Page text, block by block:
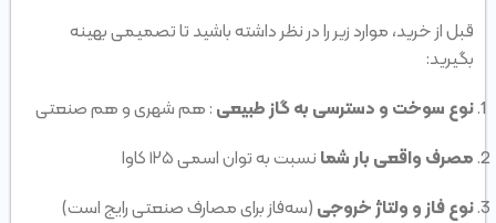
قبل از خرید، موارد زیر را در نظر داشته باشید تا تصمیمی بهینه
بگیرید:
نوع سوخت و دسترسی به گاز طبیعی: هم شهری و هم صنعتی
مصرف واقعی بار شمانسبت به توان اسمی ۱۲۵ کاوا
نوع فاز و ولتاژ خروجی(سه‌فاز برای مصارف صنعتی رایج است)